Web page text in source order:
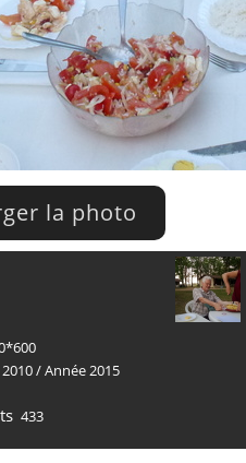
la photo
/Année 2015
433